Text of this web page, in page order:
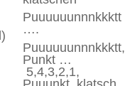
Puuuuuunnnkkktt
….
Puuuuuunnnkkktt,
Punkt …
5,4,3,2,1,